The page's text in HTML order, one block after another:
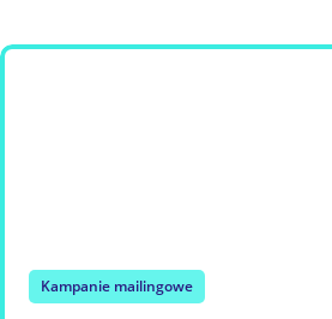
Kampanie mailingowe